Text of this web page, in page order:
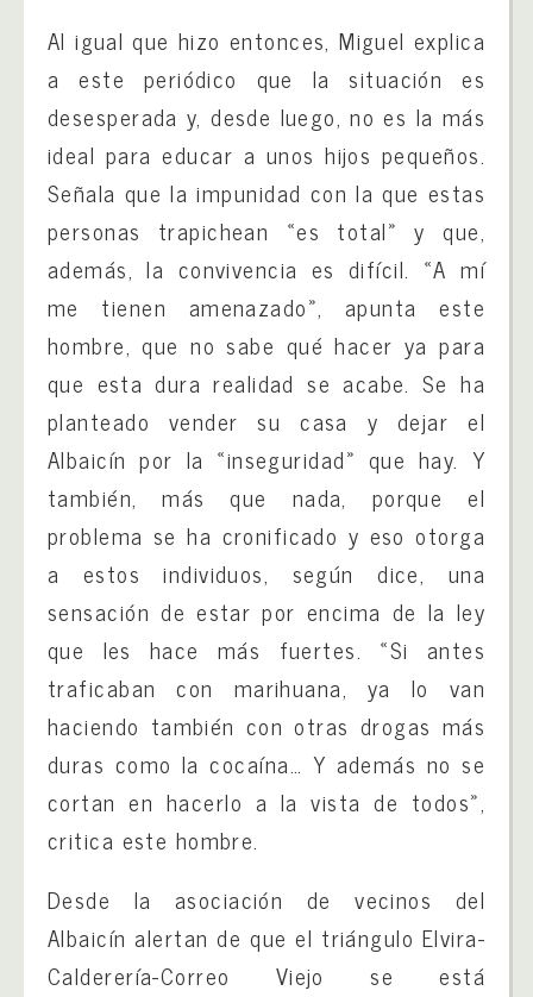
Al igual que hizo entonces, Miguel explica
a este periódico que la situación es
desesperada y, desde luego, no es la más
ideal para educar a unos hijos pequeños.
Señala que la impunidad con la que estas
personas trapichean «es total» y que,
además, la convivencia es difícil. «A mí
me tienen amenazado», apunta este
hombre, que no sabe qué hacer ya para
que esta dura realidad se acabe. Se ha
planteado vender su casa y dejar el
Albaicín por la «inseguridad» que hay. Y
también, más que nada, porque el
problema se ha cronificado y eso otorga
a estos individuos, según dice, una
sensación de estar por encima de la ley
que les hace más fuertes. «Si antes
traficaban con marihuana, ya lo van
haciendo también con otras drogas más
duras como la cocaína… Y además no se
cortan en hacerlo a la vista de todos»,
critica este hombre.
Desde la asociación de vecinos del
Albaicín alertan de que el triángulo Elvira-
Calderería-Correo Viejo se está